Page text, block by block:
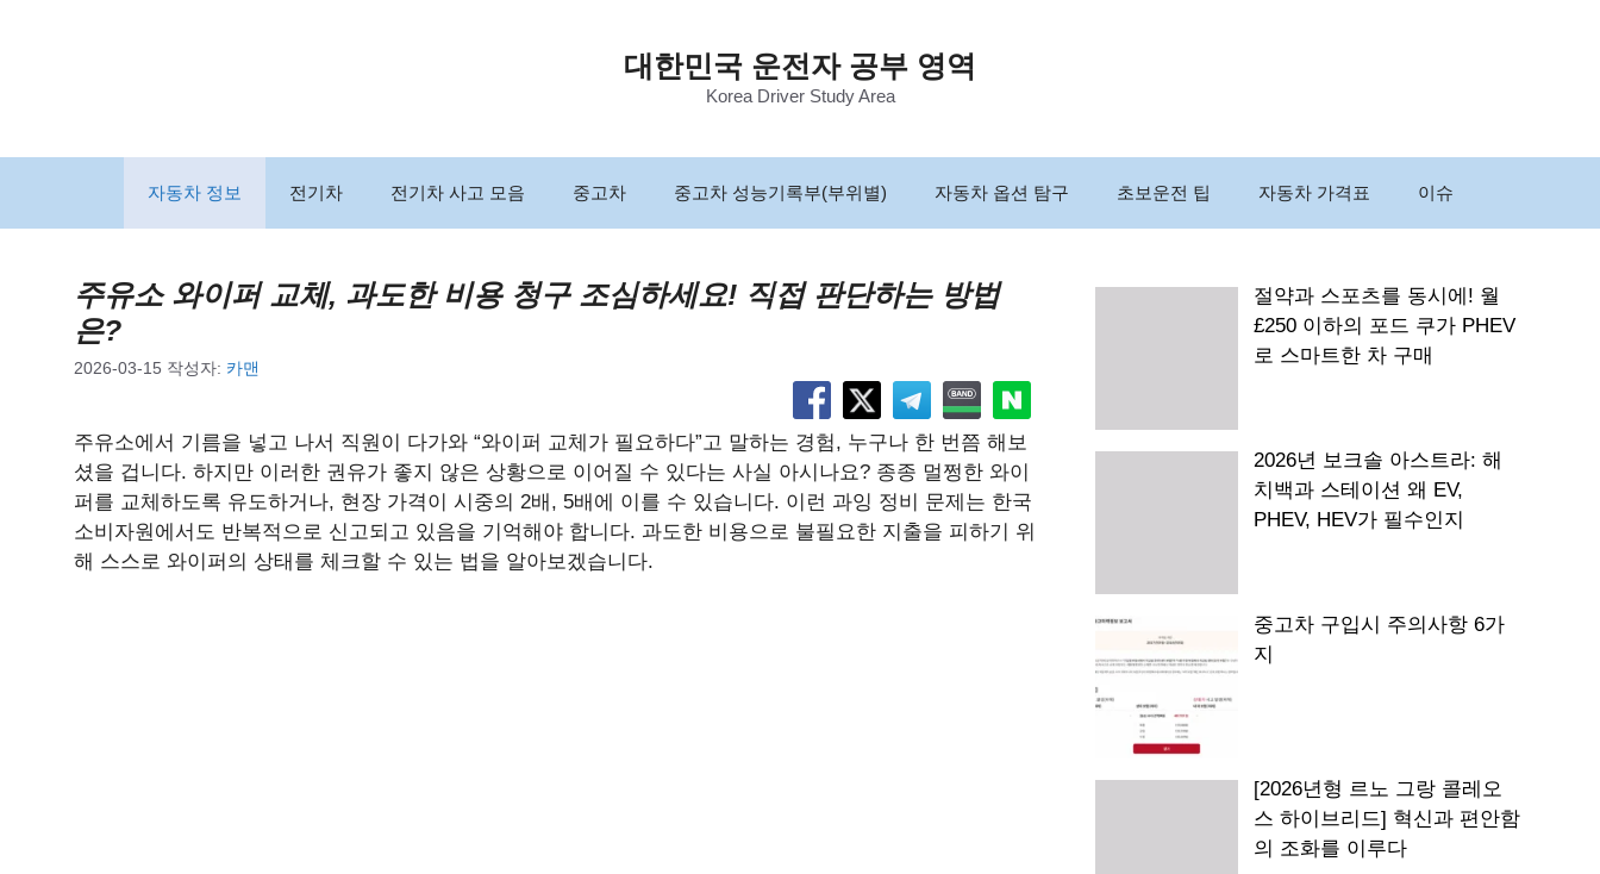
너
대한민국 운전자 공부 영역
Korea Driver Study Area
자동차 정보 전기차 전기차 사고 모음 중고차 중고차 성능기록부(부위별) 자동차 옵션 탐구 초보운전 팁 자동차 가격표 이슈
주유소 와이퍼 교체, 과도한 비용 청구 조심하세요! 직접 판단하는 방법
은?
2026-03-15 작성자: 카맨
주유소에서 기름을 넣고 나서 직원이 다가와 “와이퍼 교체가 필요하다”고 말하는 경험, 누구나 한 번쯤 해보
셨을 겁니다. 하지만 이러한 권유가 좋지 않은 상황으로 이어질 수 있다는 사실 아시나요? 종종 멀쩡한 와이
퍼를 교체하도록 유도하거나, 현장 가격이 시중의 2배, 5배에 이를 수 있습니다. 이런 과잉 정비 문제는 한국
소비자원에서도 반복적으로 신고되고 있음을 기억해야 합니다. 과도한 비용으로 불필요한 지출을 피하기 위
해 스스로 와이퍼의 상태를 체크할 수 있는 법을 알아보겠습니다.
절약과 스포츠를 동시에! 월
£250 이하의 포드 쿠가 PHEV
로 스마트한 차 구매
2026년 보크솔 아스트라: 해
치백과 스테이션 왜 EV,
PHEV, HEV가 필수인지
중고차 구입시 주의사항 6가
지
[2026년형 르노 그랑 콜레오
스 하이브리드] 혁신과 편안함
의 조화를 이루다